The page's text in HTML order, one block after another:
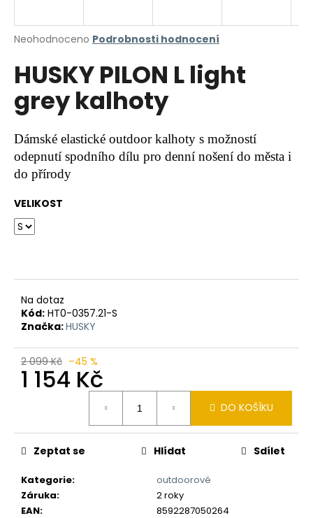
Průměrné
produktu
je
z
5
hvězdiček.
Neohodnoceno Podrobnosti hodnocení
HUSKY PILON L light
grey kalhoty
Dámské elastické outdoor kalhoty s možností
odepnutí spodního dílu pro denní nošení do města i
do přírody
VELIKOST
Na dotaz
Kód: HT0-0357.21-S
Značka:HUSKY
2 099 Kč –45 %
1 154 Kč
DO KOŠÍKU
Kategorie:
outdoorové
Záruka:
2 roky
EAN:
8592287050264
Zeptat se Hlídat Sdílet
j
t
?
HLEDAT
D
o
r
u
č
u
j
e
m